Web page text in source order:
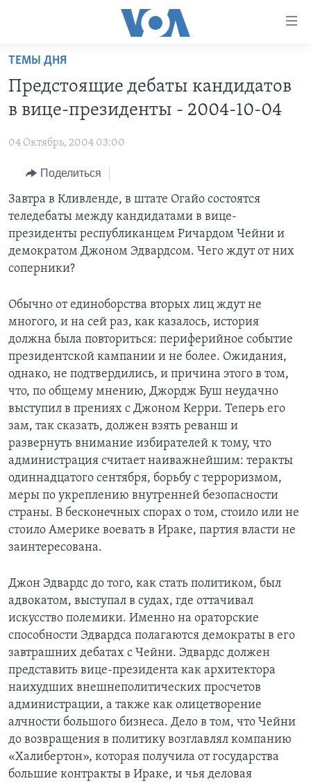
Перейти
основной
контент
навигации
Перейти
поиск
ПРОГРАММЫ
НОВОСТИ ЗА МИНУТУ
ИТОГИ
ПОЧЕМУ ЭТО ВАЖНО?
ДИСКУССИЯ VOA
ДЕТАЛИ
НЬЮ-ЙОРК NEW YORK
АМЕРИКА. БОЛЬШОЕ ПУТЕШЕСТВИЕ
УЧИМ АНГЛИЙСКИЙ
НАША АМЕРИКАНСКАЯ ИСТОРИЯ
А КАК В АМЕРИКЕ?
АРТЕФАКТЫ
АМЕРИКАНСКИЕ ГОРОДКИ
ТЕСТЫ
ЭКСПЕРТИЗА
ИНТЕРВЬЮ
ФАКТЫ ПРОТИВ ФЕЙКОВ
ЗА СВОБОДУ ПРЕССЫ
УЧИМ АНГЛИЙСКИЙ
ВИДЕО
ПОДПИСКА НА НОВОСТИ
Learning English
СОЦИАЛЬНЫЕ СЕТИ
Языки
ТЕМЫ ДНЯ
Предстоящие дебаты кандидатов
в вице-президенты - 2004-10-04
04 Октябрь, 2004 03:00
Поделиться
Завтра в Кливленде, в штате Огайо состоятся
теледебаты между кандидатами в вице-
президенты республиканцем Ричардом Чейни и
демократом Джоном Эдвардсом. Чего ждут от них
соперники?
Обычно от единоборства вторых лиц ждут не
многого, и на сей раз, как казалось, история
должна была повториться: периферийное событие
президентской кампании и не более. Ожидания,
однако, не подтвердились, и причина этого в том,
что, по общему мнению, Джордж Буш неудачно
выступил в прениях с Джоном Керри. Теперь его
зам, так сказать, должен взять реванш и
развернуть внимание избирателей к тому, что
администрация считает наиважнейшим: теракты
одиннадцатого сентября, борьбу с терроризмом,
меры по укреплению внутренней безопасности
страны. В бесконечных спорах о том, стоило или не
стоило Америке воевать в Ираке, партия власти не
заинтересована.
Джон Эдвардс до того, как стать политиком, был
адвокатом, выступал в судах, где оттачивал
искусство полемики. Именно на ораторские
способности Эдвардса полагаются демократы в его
завтрашних дебатах с Чейни. Эдвардс должен
представить вице-президента как архитектора
наихудших внешнеполитических просчетов
администрации, а также как олицетворение
алчности большого бизнеса. Дело в том, что Чейни
до возвращения в политику возглавлял компанию
«Халибертон», которая получила от государства
большие контракты в Ираке, и чья деловая